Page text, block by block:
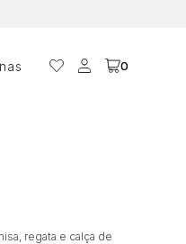
0
regata e calça de